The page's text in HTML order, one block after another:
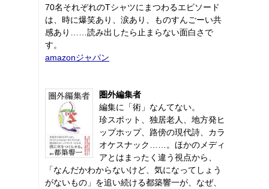
70名それぞれのTシャツにまつわるエピソード
は、時に爆笑あり、涙あり、ものすんごーい共
感あり……読み出したら止まらない面白さで
す。
amazonジャパン
圏外編集者
編集に「術」なんてない。
珍スポット、独居老人、地方発ヒ
ップホップ、路傍の現代詩、カラ
オケスナック……。ほかのメディ
アとはまったく違う視点から、
「なんだかわからないけど、気になってしょう
がないもの」を追い続ける都築響一が、なぜ、